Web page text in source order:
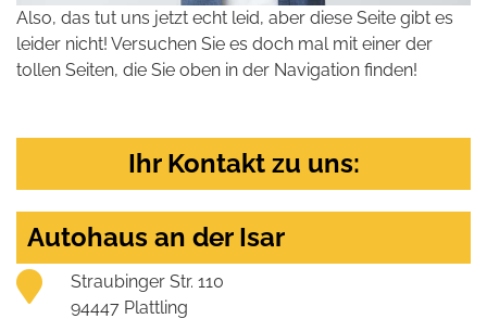
Also, das tut uns jetzt echt leid, aber diese Seite gibt es
leider nicht! Versuchen Sie es doch mal mit einer der
tollen Seiten, die Sie oben in der Navigation finden!
Ihr Kontakt zu uns:
Autohaus an der Isar
Straubinger Str. 110
94447 Plattling